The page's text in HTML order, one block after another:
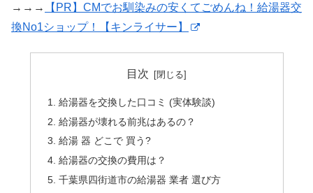
→→→
【PR】CMでお馴染みの安くてごめんね！給湯器交
換No1ショップ！【キンライサー】
目次
給湯器を交換した口コミ (実体験談)
給湯器が壊れる前兆はあるの？
給湯 器 どこで 買う?
給湯器の交換の費用は？
千葉県四街道市の給湯器 業者 選び方